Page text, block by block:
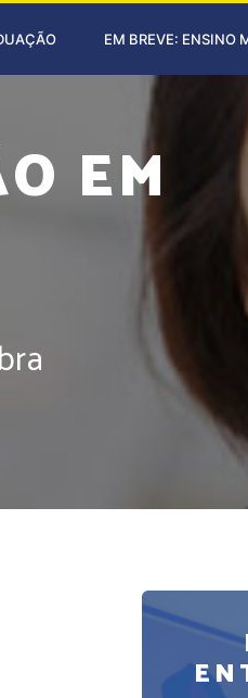
EM BREVE: ENSINO
EM